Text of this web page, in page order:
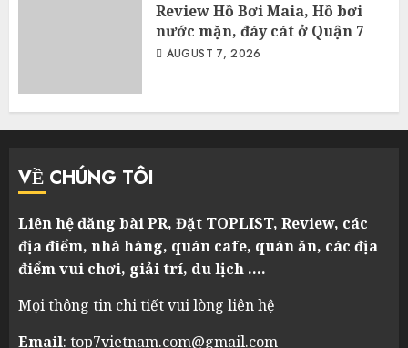
Review Hồ Bơi Maia, Hồ bơi
nước mặn, đáy cát ở Quận 7
AUGUST 7, 2026
VỀ CHÚNG TÔI
Liên hệ đăng bài PR, Đặt TOPLIST, Review, các
địa điểm, nhà hàng, quán cafe, quán ăn, các địa
điểm vui chơi, giải trí, du lịch ….
Mọi thông tin chi tiết vui lòng liên hệ
Email: top7vietnam.com@gmail.com